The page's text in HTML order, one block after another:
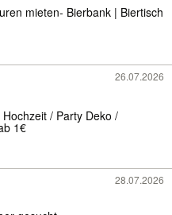
mieten- Bierbank | Biertisch
26.07.2026
/ Party Deko /
1€
28.07.2026